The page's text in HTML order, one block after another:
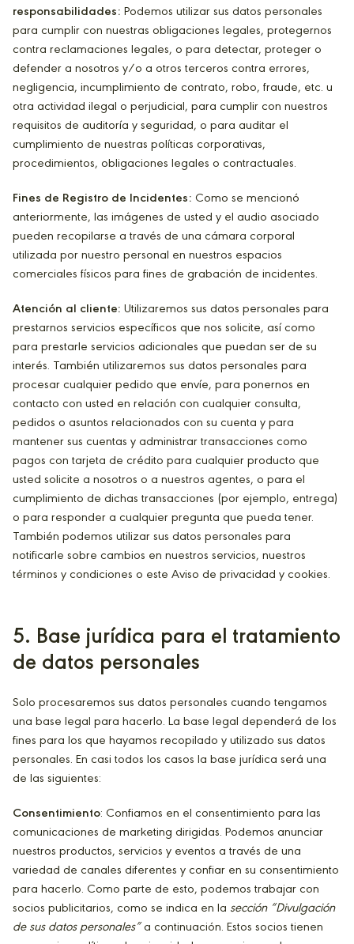
responsabilidades: Podemos utilizar sus datos personales
para cumplir con nuestras obligaciones legales, protegernos
contra reclamaciones legales, o para detectar, proteger o
defender a nosotros y/o a otros terceros contra errores,
negligencia, incumplimiento de contrato, robo, fraude, etc. u
otra actividad ilegal o perjudicial, para cumplir con nuestros
requisitos de auditoría y seguridad, o para auditar el
cumplimiento de nuestras políticas corporativas,
procedimientos, obligaciones legales o contractuales.
Fines de Registro de Incidentes: Como se mencionó
anteriormente, las imágenes de usted y el audio asociado
pueden recopilarse a través de una cámara corporal
utilizada por nuestro personal en nuestros espacios
comerciales físicos para fines de grabación de incidentes.
Atención al cliente: Utilizaremos sus datos personales para
prestarnos servicios específicos que nos solicite, así como
para prestarle servicios adicionales que puedan ser de su
interés. También utilizaremos sus datos personales para
procesar cualquier pedido que envíe, para ponernos en
contacto con usted en relación con cualquier consulta,
pedidos o asuntos relacionados con su cuenta y para
mantener sus cuentas y administrar transacciones como
pagos con tarjeta de crédito para cualquier producto que
usted solicite a nosotros o a nuestros agentes, o para el
cumplimiento de dichas transacciones (por ejemplo, entrega)
o para responder a cualquier pregunta que pueda tener.
También podemos utilizar sus datos personales para
notificarle sobre cambios en nuestros servicios, nuestros
términos y condiciones o este Aviso de privacidad y cookies.
5. Base jurídica para el tratamiento
de datos personales
Solo procesaremos sus datos personales cuando tengamos
una base legal para hacerlo. La base legal dependerá de los
fines para los que hayamos recopilado y utilizado sus datos
personales. En casi todos los casos la base jurídica será una
de las siguientes:
Consentimiento: Confiamos en el consentimiento para las
comunicaciones de marketing dirigidas. Podemos anunciar
nuestros productos, servicios y eventos a través de una
variedad de canales diferentes y confiar en su consentimiento
para hacerlo. Como parte de esto, podemos trabajar con
socios publicitarios, como se indica en la sección “Divulgación
de sus datos personales”a continuación. Estos socios tienen